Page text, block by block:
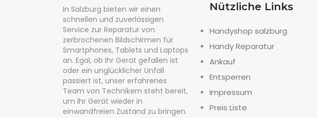
In Salzburg bieten wir einen
schnellen und zuverlässigen
Service zur Reparatur von
zerbrochenen Bildschirmen für
Smartphones, Tablets und Laptops
an. Egal, ob Ihr Gerät gefallen ist
oder ein unglücklicher Unfall
passiert ist, unser erfahrenes
Team von Technikern steht bereit,
um Ihr Gerät wieder in
einwandfreien Zustand zu bringen.
Nützliche Links
Handyshop salzburg
Handy Reparatur
Ankauf
Entsperren
Impressum
Preis Liste